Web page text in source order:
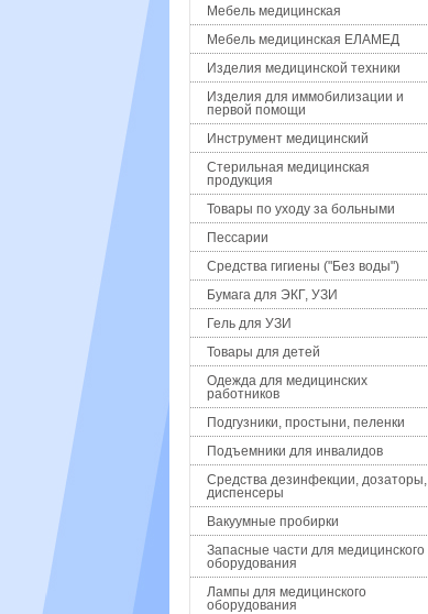
Мебель медицинская
Мебель медицинская ЕЛАМЕД
Изделия медицинской техники
Изделия для иммобилизации и
первой помощи
Инструмент медицинский
Стерильная медицинская
продукция
Товары по уходу за больными
Пессарии
Средства гигиены ("Без воды")
Бумага для ЭКГ, УЗИ
Гель для УЗИ
Товары для детей
Одежда для медицинских
работников
Подгузники, простыни, пеленки
Подъемники для инвалидов
Средства дезинфекции, дозаторы,
диспенсеры
Вакуумные пробирки
Запасные части для медицинского
оборудования
Лампы для медицинского
оборудования